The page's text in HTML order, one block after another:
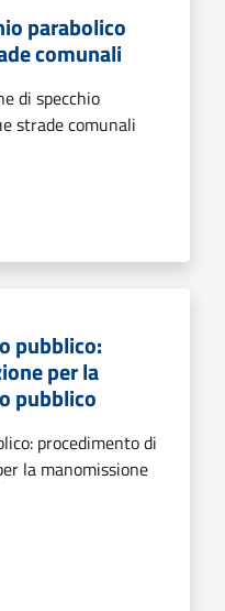
parabolico
comunali
di specchio
strade comunali
pubblico:
per la
pubblico
procedimento di
la manomissione